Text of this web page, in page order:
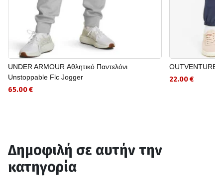
UNDER ARMOUR Αθλητικό Παντελόνι
Unstoppable Flc Jogger
65.00 €
OUTVENTURE
22.00 €
Δημοφιλή σε αυτήν την
κατηγορία